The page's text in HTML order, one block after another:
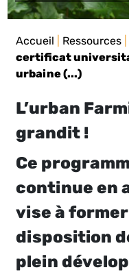
Accueil Ressources
certificat
urbaine (...)
L’urban
grandit !
Ce
continue en
vise à
disposition
plein